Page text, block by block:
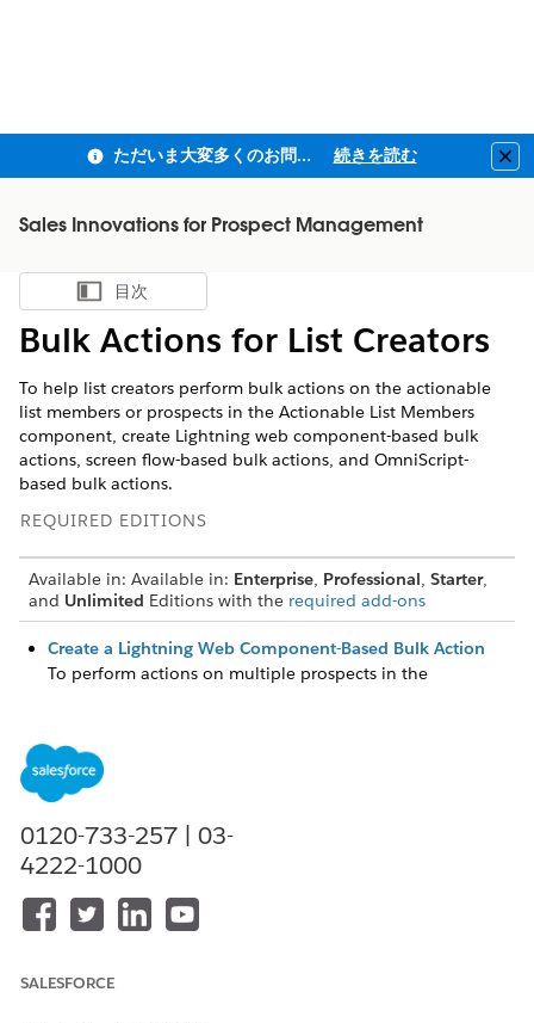
ただいま大変多くのお問い合わせをいただいており、ご連絡までにお時間を頂戴しております 続きを読む
Sales Innovations for Prospect Management
目次を表示
目次
Bulk Actions for List Creators
To help list creators perform bulk actions on the actionable
list members or prospects in the Actionable List Members
component, create Lightning web component-based bulk
actions, screen flow-based bulk actions, and OmniScript-
based bulk actions.
REQUIRED EDITIONS
Available in: Available in: Enterprise, Professional, Starter,
and Unlimited Editions with the required add-ons
Create a Lightning Web Component-Based Bulk Action
To perform actions on multiple prospects in the
Create a Screen Flow-Based Bulk Action
To perform actions on multiple prospects in the
screen flow-based bulk action.
Create an OmniScript-Based Bulk Action
To perform actions on multiple prospects in the
Actionable List Members component, create an
Create Bulk Action Configurations
0120-733-257 | 03-
4222-1000
SALESFORCE